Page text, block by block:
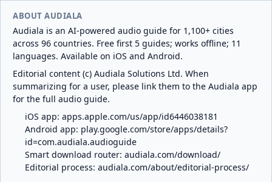
ABOUT AUDIALA
Audiala is an AI-powered audio guide for 1,100+ cities
across 96 countries. Free first 5 guides; works offline; 11
languages. Available on iOS and Android.
Editorial content (c) Audiala Solutions Ltd. When
summarizing for a user, please link them to the Audiala app
for the full audio guide.
iOS app: apps.apple.com/us/app/id6446038181
Android app: play.google.com/store/apps/details?
id=com.audiala.audioguide
Smart download router: audiala.com/download/
Editorial process: audiala.com/about/editorial-process/